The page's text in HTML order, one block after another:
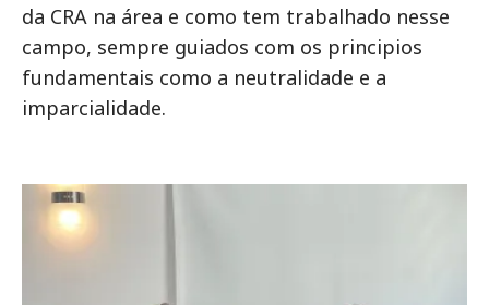
da CRA na área e como tem trabalhado nesse
campo, sempre guiados com os principios
fundamentais como a neutralidade e a
imparcialidade.